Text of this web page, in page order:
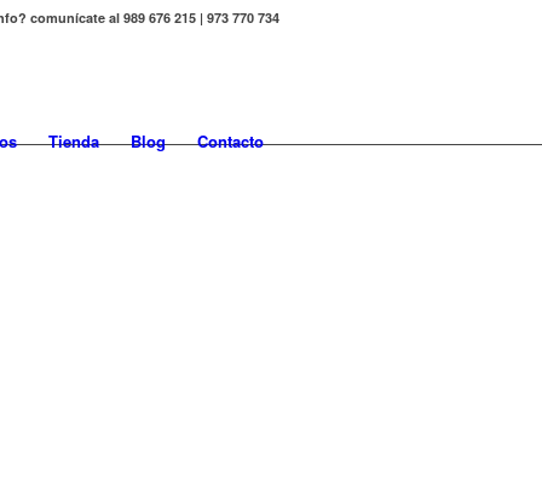
comunícate al 989 676 215 | 973 770 734
Tienda Blog Contacto